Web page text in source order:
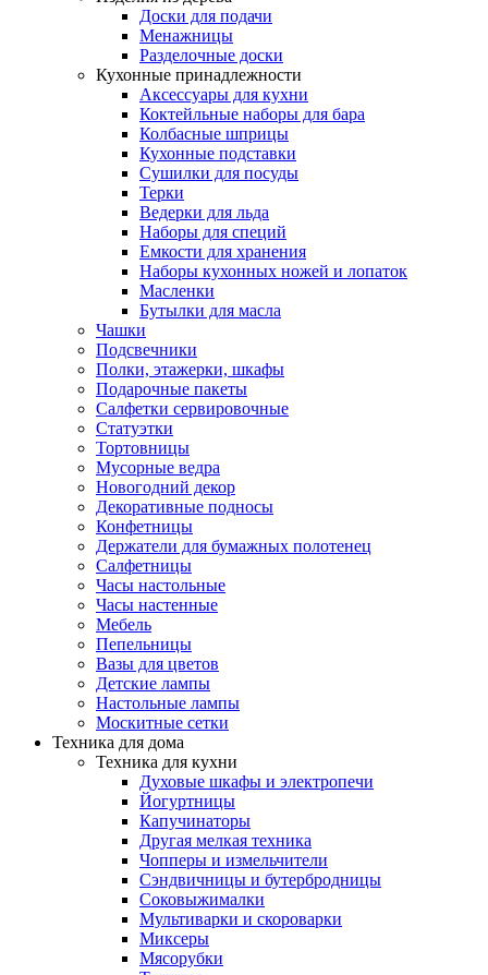
Доски для подачи
Менажницы
Разделочные доски
Кухонные принадлежности
Аксессуары для кухни
Коктейльные наборы для бара
Колбасные шприцы
Кухонные подставки
Сушилки для посуды
Терки
Ведерки для льда
Наборы для специй
Емкости для хранения
Наборы кухонных ножей и лопаток
Масленки
Бутылки для масла
Чашки
Подсвечники
Полки, этажерки, шкафы
Подарочные пакеты
Салфетки сервировочные
Статуэтки
Тортовницы
Мусорные ведра
Новогодний декор
Декоративные подносы
Конфетницы
Держатели для бумажных полотенец
Салфетницы
Часы настольные
Часы настенные
Мебель
Пепельницы
Вазы для цветов
Детские лампы
Настольные лампы
Москитные сетки
Техника для дома
Техника для кухни
Духовые шкафы и электропечи
Йогуртницы
Капучинаторы
Другая мелкая техника
Чопперы и измельчители
Сэндвичницы и бутербродницы
Соковыжималки
Мультиварки и скороварки
Миксеры
Мясорубки